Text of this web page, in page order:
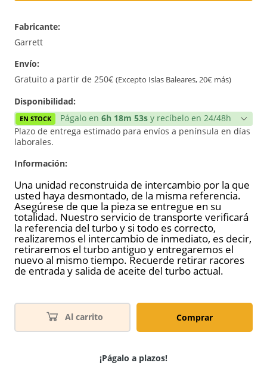
Reconstrucción
Reforzado
Fabricante:
Garrett
Envío:
Gratuito a partir de 250€ (Excepto Islas Baleares, 20€ más)
Disponibilidad:
EN STOCK Págalo en 6h 18m 52s y recíbelo en 24/48h
Plazo de entrega estimado para envíos a península en días
laborales.
Información:
Una unidad reconstruida de intercambio por la que
usted haya desmontado, de la misma referencia.
Asegúrese de que la pieza se entregue en su
totalidad. Nuestro servicio de transporte verificará
la referencia del turbo y si todo es correcto,
realizaremos el intercambio de inmediato, es decir,
retiraremos el turbo antiguo y entregaremos el
nuevo al mismo tiempo. Recuerde retirar racores
de entrada y salida de aceite del turbo actual.
Al carrito Comprar